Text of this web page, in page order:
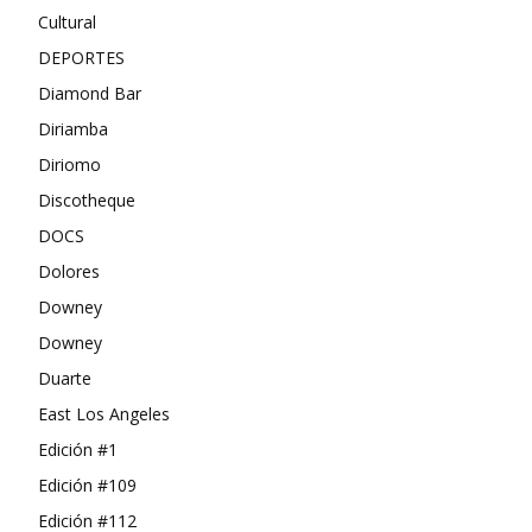
Cultural
DEPORTES
Diamond Bar
Diriamba
Diriomo
Discotheque
DOCS
Dolores
Downey
Downey
Duarte
East Los Angeles
Edición #1
Edición #109
Edición #112